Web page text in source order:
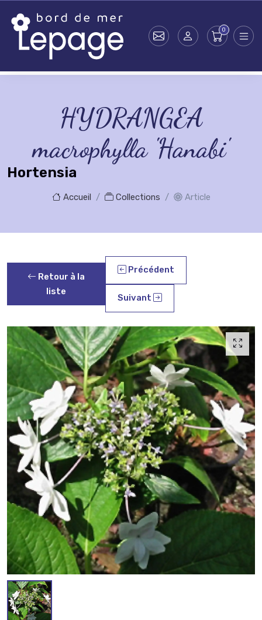
HYDRANGEA
macrophylla 'Hanabi'
Hortensia
Accueil Collections Article
Retour à la
liste
Précédent
Suivant